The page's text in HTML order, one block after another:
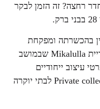
רחצה? זה הזמן לבקר
בהכשרתה ומפקחת
בנייה במקצועה, אמנית בעלת גלריית Mikalulla שבמושב
ייחודיים
והלבשת הבית בקונספט של Private collection לבתי יוקרה